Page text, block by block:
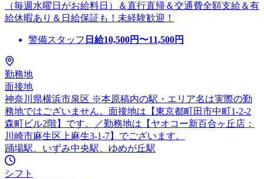
（毎週水曜日がお給料日）＆直行直帰＆交通費全額支給＆有
給休暇あり＆日給保証も！未経験歓迎！
警備スタッフ 日給10,500円〜11,500円
勤務地
面接地
神奈川県横浜市泉区 ※本原稿内の駅・エリア名は実際の勤
務地ではございません。面接地は【東京都町田市中町1-2-2
森町ビル2階】です。／勤務地は【ヤオコー新百合ヶ丘店：
川崎市麻生区上麻生3-1-7】でございます。
踊場駅、いずみ中央駅、ゆめが丘駅
シフト